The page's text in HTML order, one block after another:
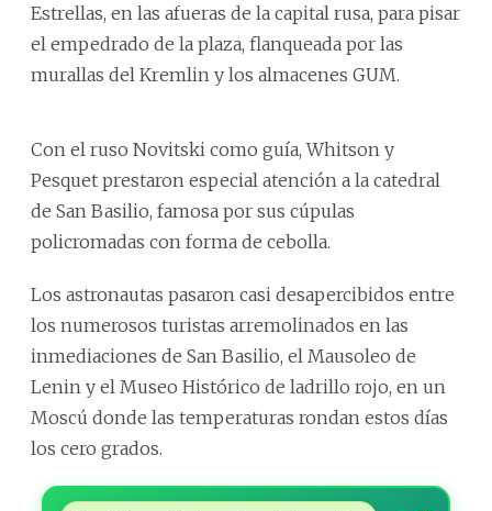
Estrellas, en las afueras de la capital rusa, para pisar
el empedrado de la plaza, flanqueada por las
murallas del Kremlin y los almacenes GUM.
Con el ruso Novitski como guía, Whitson y
Pesquet prestaron especial atención a la catedral
de San Basilio, famosa por sus cúpulas
policromadas con forma de cebolla.
Los astronautas pasaron casi desapercibidos entre
los numerosos turistas arremolinados en las
inmediaciones de San Basilio, el Mausoleo de
Lenin y el Museo Histórico de ladrillo rojo, en un
Moscú donde las temperaturas rondan estos días
los cero grados.